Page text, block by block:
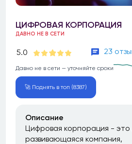
ЦИФРОВАЯ КОРПОРАЦИЯ
ДАВНО НЕ В СЕТИ
5.0 23
Давно не в сети — уточняйте сроки
🚀 Поднять в топ (8387)
Описание
Цифровая корпорация -
развивающаяся компания,